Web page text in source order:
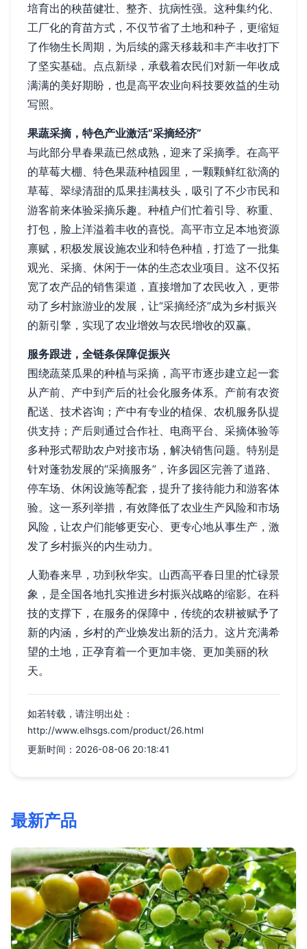
培育出的秧苗健壮、整齐、抗病性强。这种集约化、
工厂化的育苗方式，不仅节省了土地和种子，更缩短
了作物生长周期，为后续的露天移栽和丰产丰收打下
了坚实基础。点点新绿，承载着农民们对新一年收成
满满的美好期盼，也是高平农业向科技要效益的生动
写照。
果蔬采摘，特色产业激活“采摘经济”
与此部分早春果蔬已然成熟，迎来了采摘季。在高平
的草莓大棚、特色果蔬种植园里，一颗颗鲜红欲滴的
草莓、翠绿清甜的瓜果挂满枝头，吸引了不少市民和
游客前来体验采摘乐趣。种植户们忙着引导、称重、
打包，脸上洋溢着丰收的喜悦。高平市立足本地资源
禀赋，积极发展设施农业和特色种植，打造了一批集
观光、采摘、休闲于一体的生态农业项目。这不仅拓
宽了农产品的销售渠道，直接增加了农民收入，更带
动了乡村旅游业的发展，让“采摘经济”成为乡村振兴
的新引擎，实现了农业增效与农民增收的双赢。
服务跟进，全链条保障促振兴
围绕蔬菜瓜果的种植与采摘，高平市逐步建立起一套
从产前、产中到产后的社会化服务体系。产前有农资
配送、技术咨询；产中有专业的植保、农机服务队提
供支持；产后则通过合作社、电商平台、采摘体验等
多种形式帮助农户对接市场，解决销售问题。特别是
针对蓬勃发展的“采摘服务”，许多园区完善了道路、
停车场、休闲设施等配套，提升了接待能力和游客体
验。这一系列举措，有效降低了农业生产风险和市场
风险，让农户们能够更安心、更专心地从事生产，激
发了乡村振兴的内生动力。
人勤春来早，功到秋华实。山西高平春日里的忙碌景
象，是全国各地扎实推进乡村振兴战略的缩影。在科
技的支撑下，在服务的保障中，传统的农耕被赋予了
新的内涵，乡村的产业焕发出新的活力。这片充满希
望的土地，正孕育着一个更加丰饶、更加美丽的秋
天。
如若转载，请注明出处：
http://www.elhsgs.com/product/26.html
更新时间：2026-08-06 20:18:41
最新产品